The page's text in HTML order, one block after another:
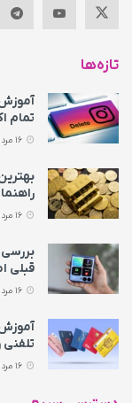
تازه‌ها
تمام
قبلی